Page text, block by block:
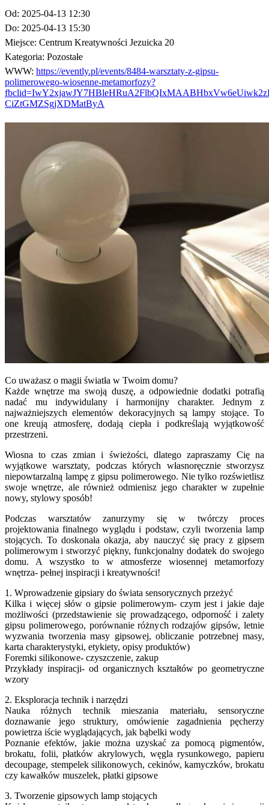
Od: 2025-04-13 12:30
Do: 2025-04-13 15:30
Miejsce: Centrum Kreatywności Jezuicka 20
Kategoria: Pozostałe
WWW: https://evently.pl/events/8484-warsztaty-z-gipsu-
polimerowego-wiosenne-metamorfozy?
CiZtGMZSgjXDMatByA
Co uważasz o magii światła w Twoim domu?
Każde wnętrze ma swoją duszę, a odpowiednie dodatki potrafią
nadać mu indywidulany i harmonijny charakter. Jednym z
najważniejszych elementów dekoracyjnych są lampy stojące. To
one kreują atmosferę, dodają ciepła i podkreślają wyjątkowość
przestrzeni.
Wiosna to czas zmian i świeżości, dlatego zapraszamy Cię na
wyjątkowe warsztaty, podczas których własnoręcznie stworzysz
niepowtarzalną lampę z gipsu polimerowego. Nie tylko rozświetlisz
swoje wnętrze, ale również odmienisz jego charakter w zupełnie
nowy, stylowy sposób!
Podczas warsztatów zanurzymy się w twórczy proces
projektowania finalnego wyglądu i podstaw, czyli tworzenia lamp
stojących. To doskonała okazja, aby nauczyć się pracy z gipsem
polimerowym i stworzyć piękny, funkcjonalny dodatek do swojego
domu. A wszystko to w atmosferze wiosennej metamorfozy
wnętrza- pełnej inspiracji i kreatywności!
1. Wprowadzenie gipsiary do świata sensorycznych przeżyć
Kilka i więcej słów o gipsie polimerowym- czym jest i jakie daje
możliwości (przedstawienie się prowadzącego, odporność i zalety
gipsu polimerowego, porównanie różnych rodzajów gipsów, letnie
wyzwania tworzenia masy gipsowej, obliczanie potrzebnej masy,
karta charakterystyki, etykiety, opisy produktów)
Foremki silikonowe- czyszczenie, zakup
Przykłady inspiracji- od organicznych kształtów po geometryczne
wzory
2. Eksploracja technik i narzędzi
Nauka różnych technik mieszania materiału, sensoryczne
doznawanie jego struktury, omówienie zagadnienia pęcherzy
powietrza iście wyglądających, jak bąbelki wody
Poznanie efektów, jakie można uzyskać za pomocą pigmentów,
brokatu, folii, płatków akrylowych, węgla rysunkowego, papieru
decoupage, stempelek silikonowych, cekinów, kamyczków, brokatu
czy kawałków muszelek, płatki gipsowe
3. Tworzenie gipsowych lamp stojących